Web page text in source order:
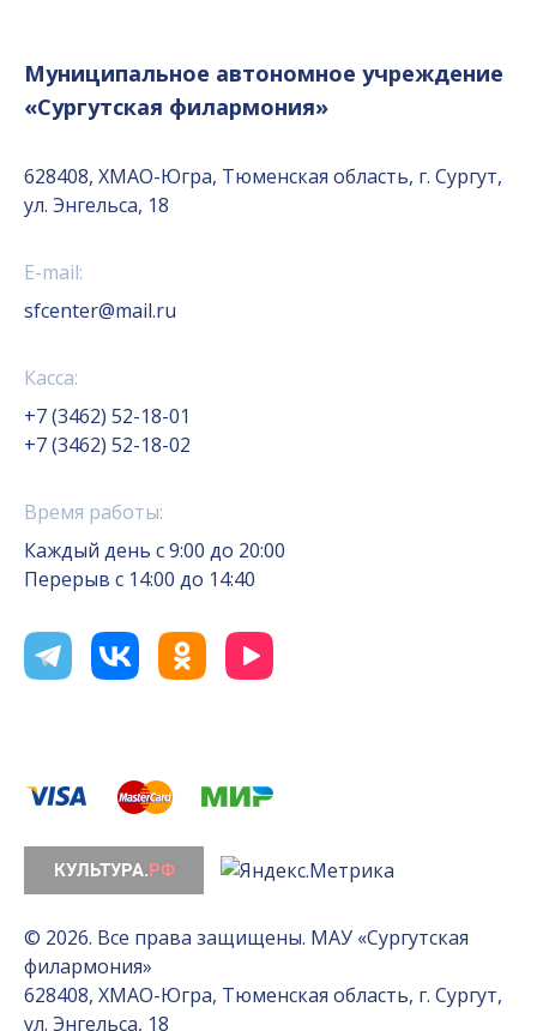
Муниципальное автономное учреждение
«Сургутская филармония»
628408, ХМАО-Югра, Тюменская область, г. Сургут,
ул. Энгельса, 18
E-mail:
sfcenter@mail.ru
Касса:
+7 (3462) 52-18-01
+7 (3462) 52-18-02
Время работы:
Каждый день с 9:00 до 20:00
Перерыв с 14:00 до 14:40
© 2026. Все права защищены. МАУ «Сургутская
филармония»
628408, ХМАО-Югра, Тюменская область, г. Сургут,
ул. Энгельса, 18